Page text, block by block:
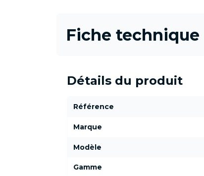
Fiche technique
Détails du produit
Référence
Marque
Modèle
Gamme